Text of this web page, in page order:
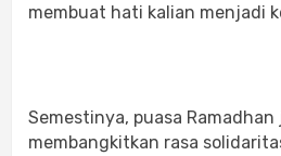
membuat hati kalian menjadi
Semestinya, puasa Ramadhan
membangkitkan rasa